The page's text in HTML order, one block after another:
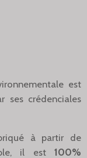
est
ses crédenciales
à partir de
il est 100%